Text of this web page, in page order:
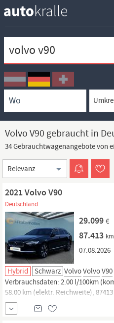
Ortssuche
Umkreissuche
Typsuche
Volvo V90 gebraucht in
34 Gebrauchtwagenangebote von
Sortierung
2021 Volvo V90
Deutschland
29.099 €
87.413 km
07.08.2026
Hybrid Schwarz VolvoVolvoV90
Verbrauchsdaten: 2.00 l/100km
58.00 km (elektr. Reichweite),
und. Jetzt bei instamotion online
Nur geprüfte Fahrzeuge mit